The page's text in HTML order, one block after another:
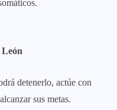
León
detenerlo, actúe con
sus metas.